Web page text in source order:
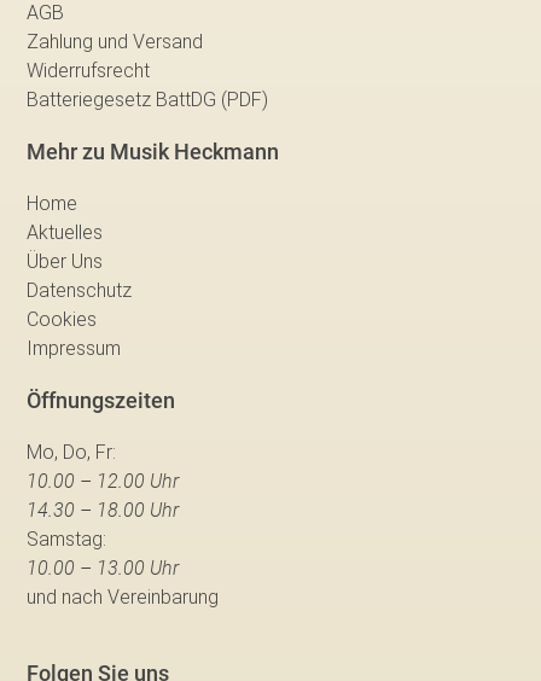
AGB
Zahlung und Versand
Widerrufsrecht
Batteriegesetz BattDG (PDF)
Mehr zu Musik Heckmann
Home
Aktuelles
Über Uns
Datenschutz
Cookies
Impressum
Öffnungszeiten
Mo, Do, Fr:
10.00 – 12.00 Uhr
14.30 – 18.00 Uhr
Samstag:
10.00 – 13.00 Uhr
und nach Vereinbarung
Folgen Sie uns